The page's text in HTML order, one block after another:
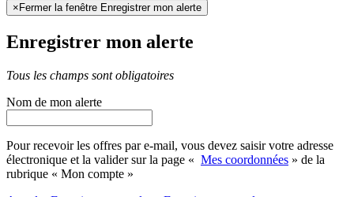
× Fermer la fenêtre Enregistrer mon alerte
Enregistrer mon alerte
Tous les champs sont obligatoires
Nom de mon alerte
Pour recevoir les offres par e-mail, vous devez saisir votre adresse
électronique et la valider sur la page « Mes coordonnées » de la
rubrique « Mon compte »